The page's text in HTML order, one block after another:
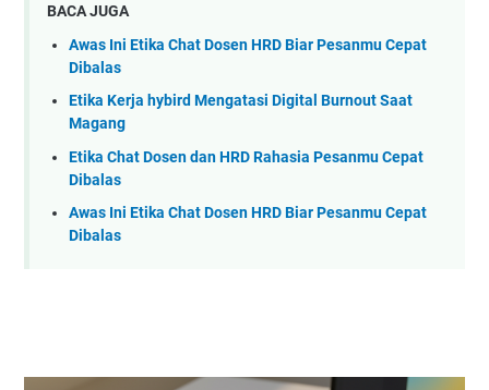
BACA JUGA
Awas Ini Etika Chat Dosen HRD Biar Pesanmu Cepat
Dibalas
Etika Kerja hybird Mengatasi Digital Burnout Saat
Magang
Etika Chat Dosen dan HRD Rahasia Pesanmu Cepat
Dibalas
Awas Ini Etika Chat Dosen HRD Biar Pesanmu Cepat
Dibalas